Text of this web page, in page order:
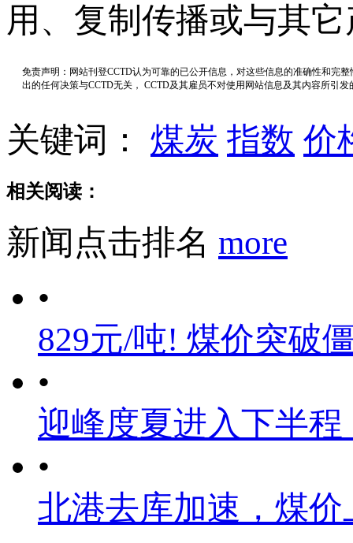
用、复制传播或与其
免责声明：网站刊登CCTD认为可靠的已公开信息，对这些信息的准确性和完
出的任何决策与CCTD无关， CCTD及其雇员不对使用网站信息及其内容所引
关键词： 煤炭 指数 价
相关阅读：
新闻点击排名 more
•
829元/吨! 煤价突破
•
迎峰度夏进入下半
•
北港去库加速，煤